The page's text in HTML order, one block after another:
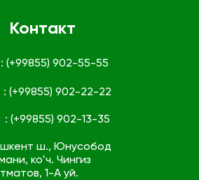
Контакт
: (+99855) 902-55-55
: (+99855) 902-22-22
: (+99855) 902-13-35
ш., Юнусобод
коʻч. Чингиз
1-А уй.